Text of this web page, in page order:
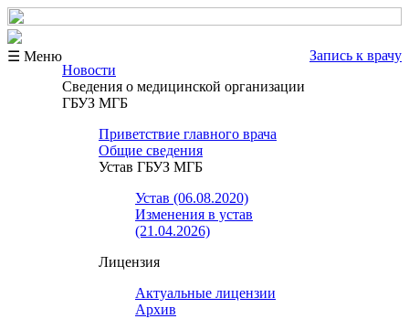
☰ Меню
Запись к врачу
Новости
Сведения о медицинской организации
ГБУЗ МГБ
Приветствие главного врача
Общие сведения
Устав ГБУЗ МГБ
Устав (06.08.2020)
Изменения в устав
(21.04.2026)
Лицензия
Актуальные лицензии
Архив